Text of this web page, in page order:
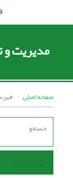
مدیریت
صفحه اصلی
صفحه اصلی